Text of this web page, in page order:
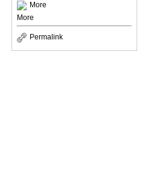
More
More
Permalink